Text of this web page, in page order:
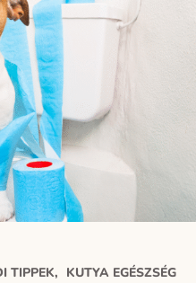
TIPPEK KUTYA EGÉSZSÉG